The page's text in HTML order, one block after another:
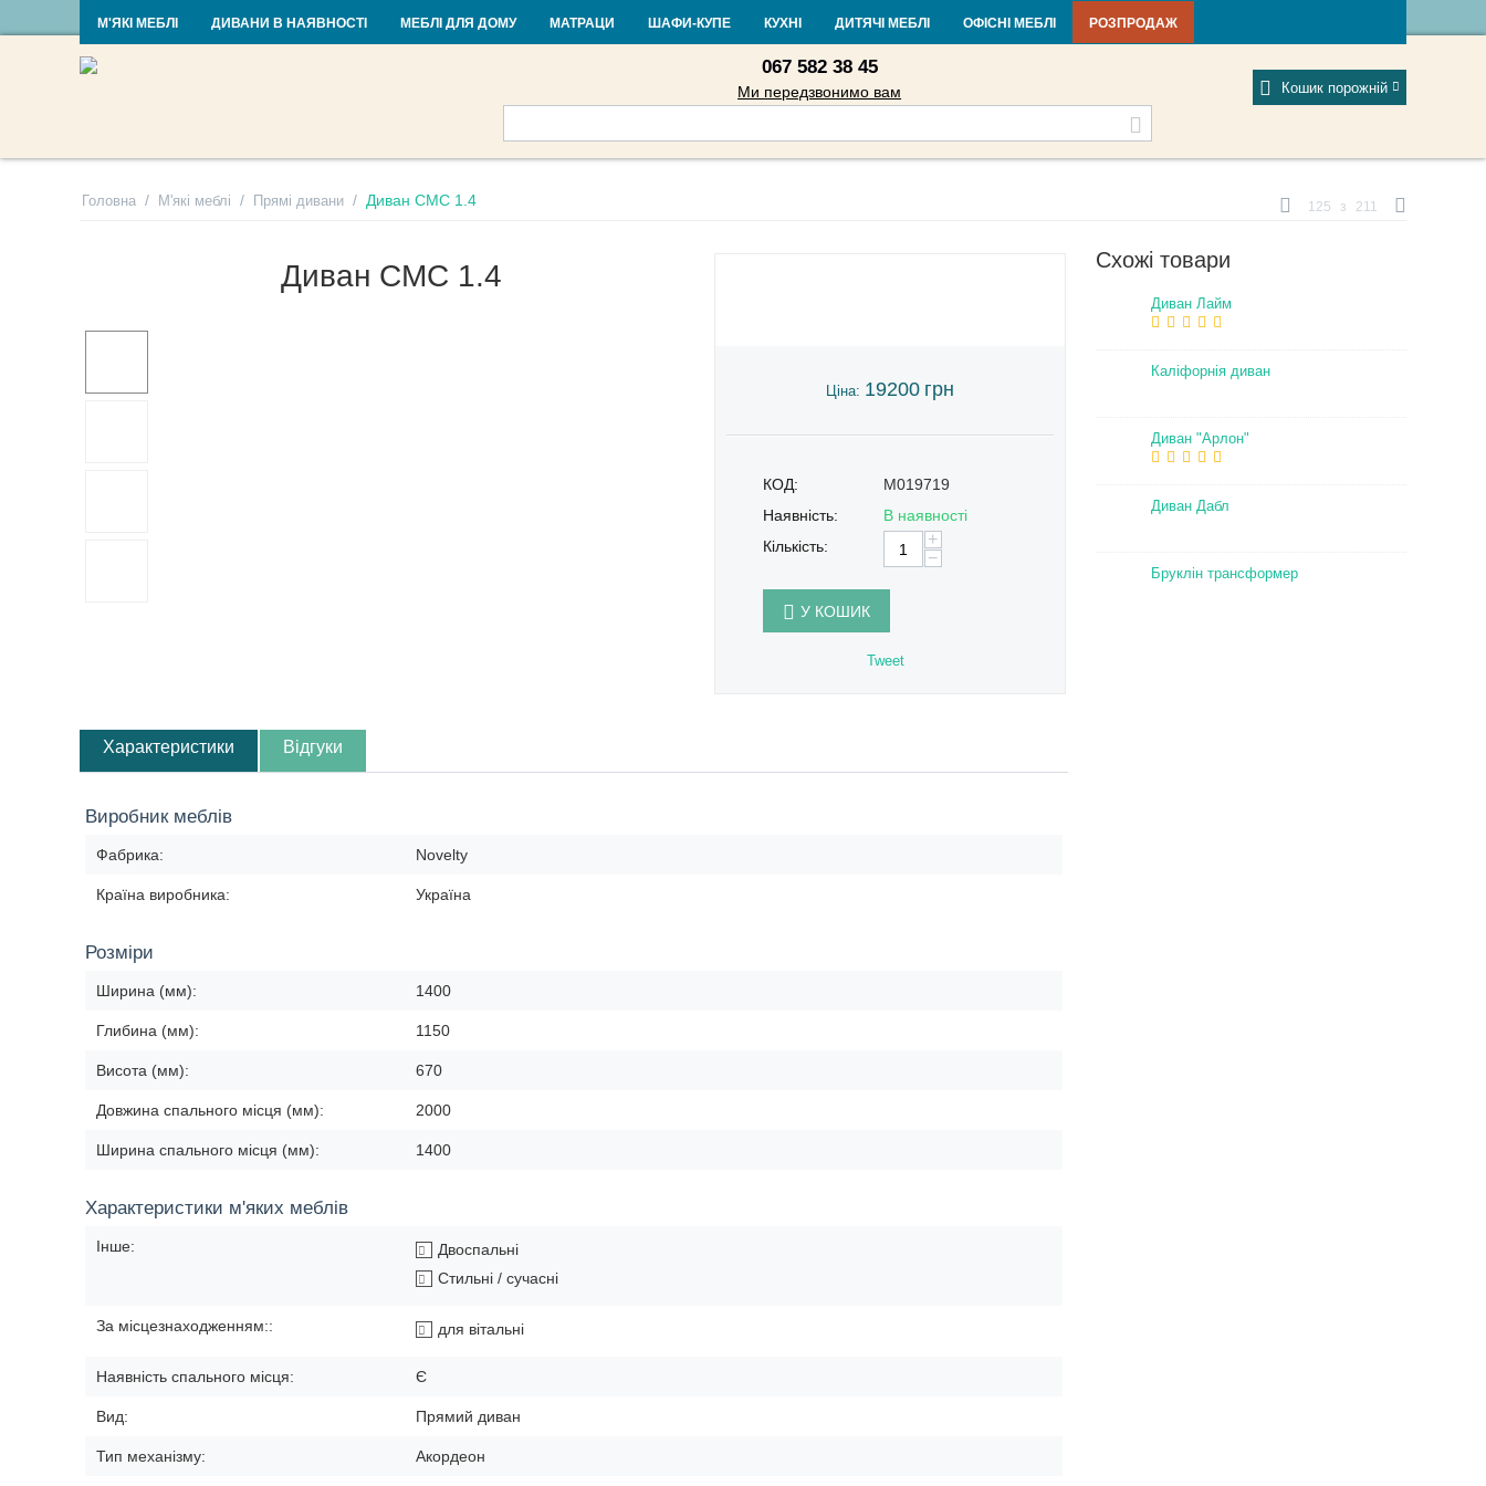
RU UA Контакти Доставка і оплата Гарантія та повернення Кредит Статті та новини Фабрики
067 582 38 45
Ми передзвонимо вам Кошик порожній
М'ЯКІ МЕБЛІ ДИВАНИ В НАЯВНОСТІ МЕБЛІ ДЛЯ ДОМУ МАТРАЦИ ШАФИ-КУПЕ КУХНІ ДИТЯЧІ МЕБЛІ ОФІСНІ МЕБЛІ РОЗПРОДАЖ
Головна / М'які меблі / Прямі дивани / Диван СМС 1.4 125 з 211
Диван СМС 1.4
Ціна: 19200 грн
КОД:
M019719
Наявність:
В наявності
Кількість:
+
−
У КОШИК
Tweet
Характеристики Відгуки
Виробник меблів
Фабрика: Novelty
Країна виробника: Україна
Розміри
Ширина (мм): 1400
Глибина (мм): 1150
Висота (мм): 670
Довжина спального місця (мм): 2000
Ширина спального місця (мм): 1400
Характеристики м'яких меблів
Інше:
Двоспальні
Стильні / сучасні
За місцезнаходженням:: для вітальні
Наявність спального місця: Є
Вид: Прямий диван
Тип механізму: Акордеон
Схожі товари
Диван Лайм
Каліфорнія диван
Диван "Арлон"
Диван Дабл
Бруклін трансформер